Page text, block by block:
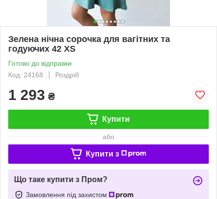
Зелена нічна сорочка для вагітних та
годуючих 42 XS
Готово до відправки
Код: 24168
Роздріб
1 293 ₴
Купити
або
Купити з
Що таке купити з Пром?
Замовлення під захистом